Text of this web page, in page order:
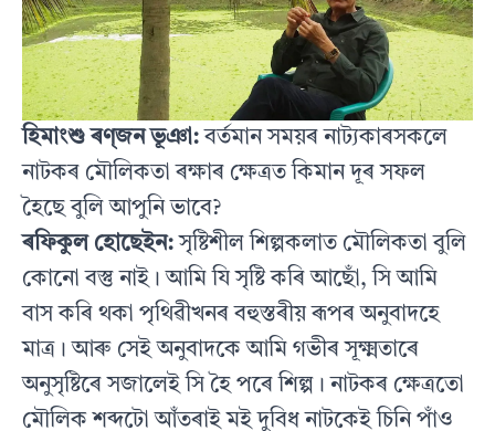
হিমাংশু ৰণ্‌জন ভূঞা: বৰ্তমান সময়ৰ নাট্যকাৰসকলে
নাটকৰ মৌলিকতা ৰক্ষাৰ ক্ষেত্ৰত কিমান দূৰ সফল
হৈছে বুলি আপুনি ভাবে?
ৰফিকুল হোছেইন: সৃষ্টিশীল শিল্পকলাত মৌলিকতা বুলি
কোনো বস্তু নাই। আমি যি সৃষ্টি কৰি আছোঁ, সি আমি
বাস কৰি থকা পৃথিৱীখনৰ বহুস্তৰীয় ৰূপৰ অনুবাদহে
মাত্ৰ। আৰু সেই অনুবাদকে আমি গভীৰ সূক্ষ্মতাৰে
অনুসৃষ্টিৰে সজালেই সি হৈ পৰে শিল্প। নাটকৰ ক্ষেত্ৰতো
মৌলিক শব্দটো আঁতৰাই মই দুবিধ নাটকেই চিনি পাঁও